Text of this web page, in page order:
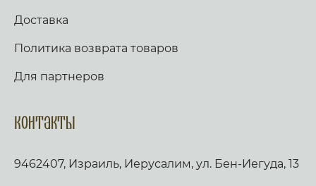
Доставка
Политика возврата товаров
Для партнеров
Контакты
9462407, Израиль, Иерусалим, ул. Бен-Иегуда, 13